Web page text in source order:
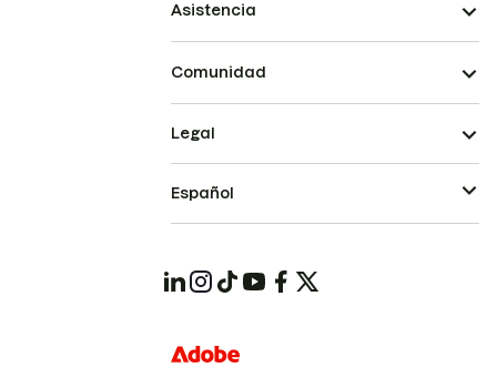
Asistencia
Comunidad
Legal
Español